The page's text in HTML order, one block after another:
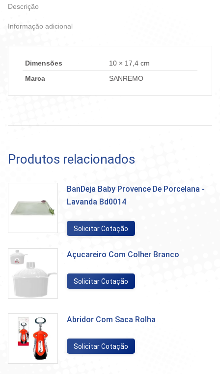
Descrição
Informação adicional
Dimensões
10 × 17,4 cm
Marca
SANREMO
Produtos relacionados
BanDeja Baby Provence De Porcelana -
Lavanda Bd0014
Solicitar Cotação
Açucareiro Com Colher Branco
Solicitar Cotação
Abridor Com Saca Rolha
Solicitar Cotação